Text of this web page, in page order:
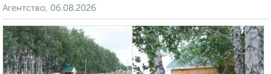
Агентство, 06.08.2026